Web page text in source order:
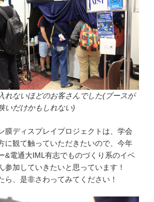
れないほどのお客さんでした(ブースが
いだけかもしれない)
膜ディスプレイプロジェクトは、学会
に観て触っていただきたいので、今年
&電通大IML有志でものづくり系のイベ
参加していきたいと思っています！
ら、是非さわってみてください！